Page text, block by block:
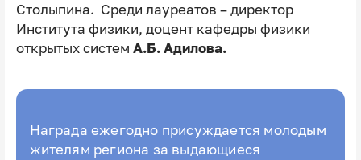
Столыпина. Среди лауреатов – директор
Института физики, доцент кафедры физики
открытых систем А.Б. Адилова.
Награда ежегодно присуждается молодым
жителям региона за выдающиеся